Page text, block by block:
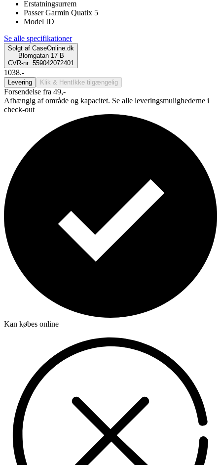
Erstatningsurrem
Passer Garmin Quatix 5
Model ID
Se alle specifikationer
Solgt af CaseOnline.dk
Blomgatan 17 B
CVR-nr: 559042072401
1038.-
Levering Klik & Hent Ikke tilgængelig
Forsendelse fra 49,-
Afhængig af område og kapacitet. Se alle leveringsmulighederne i
check-out
Kan købes online